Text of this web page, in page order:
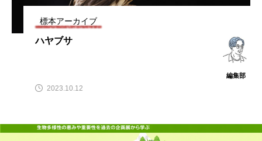
標本アーカイブ
ハヤブサ
編集部
2023.10.12